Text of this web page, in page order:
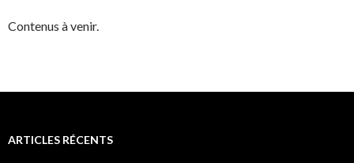
Contenus à venir.
ARTICLES RÉCENTS